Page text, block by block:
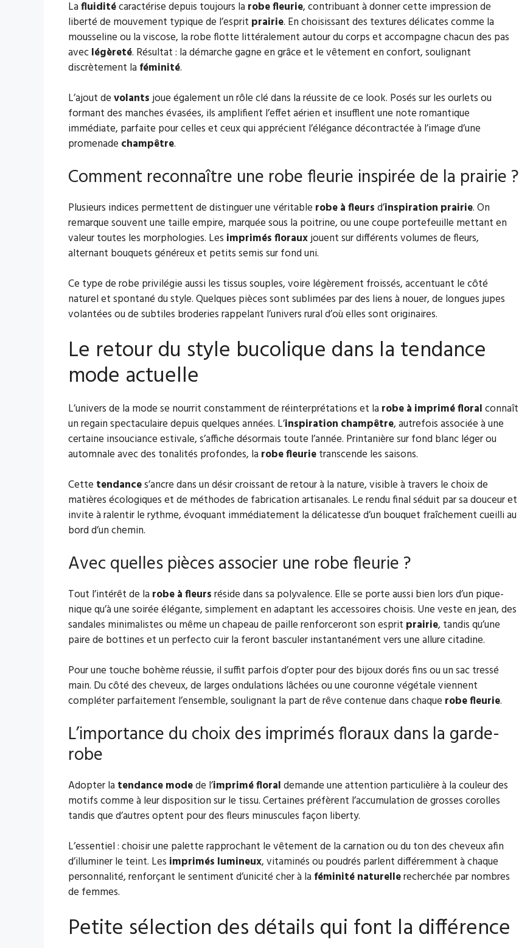
Lafluiditécaractérise depuis toujours la robe fleurie, contribuant à donner cette impression de
liberté de mouvement typique de l’esprit prairie. En choisissant des textures délicates comme la
mousseline ou la viscose, la robe flotte littéralement autour du corps et accompagne chacun des pas
aveclégèreté. Résultat : la démarche gagne en grâce et le vêtement en confort, soulignant
discrètement la féminité.
L’ajout devolantsjoue également un rôle clé dans la réussite de ce look. Posés sur les ourlets ou
formant des manches évasées, ils amplifient l’effet aérien et insufflent une note romantique
immédiate, parfaite pour celles et ceux qui apprécient l’élégance décontractée à l’image d’une
promenade champêtre.
Comment reconnaître une robe fleurie inspirée de la prairie ?
Plusieurs indices permettent de distinguer une véritable robe à fleursd’inspiration prairie. On
remarque souvent une taille empire, marquée sous la poitrine, ou une coupe portefeuille mettant en
valeur toutes les morphologies. Les imprimés florauxjouent sur différents volumes de fleurs,
alternant bouquets généreux et petits semis sur fond uni.
Ce type de robe privilégie aussi les tissus souples, voire légèrement froissés, accentuant le côté
naturel et spontané du style. Quelques pièces sont sublimées par des liens à nouer, de longues jupes
volantées ou de subtiles broderies rappelant l’univers rural d’où elles sont originaires.
Le retour du style bucolique dans la tendance
mode actuelle
L’univers de la mode se nourrit constamment de réinterprétations et la robe à imprimé floralconnaît
un regain spectaculaire depuis quelques années. L’inspiration champêtre, autrefois associée à une
certaine insouciance estivale, s’affiche désormais toute l’année. Printanière sur fond blanc léger ou
automnale avec des tonalités profondes, la robe fleurietranscende les saisons.
Cette tendances’ancre dans un désir croissant de retour à la nature, visible à travers le choix de
matières écologiques et de méthodes de fabrication artisanales. Le rendu final séduit par sa douceur et
invite à ralentir le rythme, évoquant immédiatement la délicatesse d’un bouquet fraîchement cueilli au
bord d’un chemin.
Avec quelles pièces associer une robe fleurie ?
Tout l’intérêt de la robe à fleursréside dans sa polyvalence. Elle se porte aussi bien lors d’un pique-
nique qu’à une soirée élégante, simplement en adaptant les accessoires choisis. Une veste en jean, des
sandales minimalistes ou même un chapeau de paille renforceront son esprit prairie, tandis qu’une
paire de bottines et un perfecto cuir la feront basculer instantanément vers une allure citadine.
Pour une touche bohème réussie, il suffit parfois d’opter pour des bijoux dorés fins ou un sac tressé
main. Du côté des cheveux, de larges ondulations lâchées ou une couronne végétale viennent
compléter parfaitement l’ensemble, soulignant la part de rêve contenue dans chaque robe fleurie.
L’importance du choix des imprimés floraux dans la garde-
robe
Adopter la tendance modede l’imprimé floraldemande une attention particulière à la couleur des
motifs comme à leur disposition sur le tissu. Certaines préfèrent l’accumulation de grosses corolles
tandis que d’autres optent pour des fleurs minuscules façon liberty.
L’essentiel : choisir une palette rapprochant le vêtement de la carnation ou du ton des cheveux afin
d’illuminer le teint. Les imprimés lumineux, vitaminés ou poudrés parlent différemment à chaque
personnalité, renforçant le sentiment d’unicité cher à la féminité naturellerecherchée par nombres
de femmes.
Petite sélection des détails qui font la différence